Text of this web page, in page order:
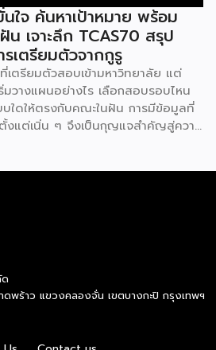
ยภาพในการดูดซับก๊าซ
ส่วนหนึ่งของการบรรเทาผลกระทบ
มิอากาศ สอดคล้องกับเป้าหมายการ
Development Goals: SDGs)
บริษัท ไลอ้อน (ประเทศไทย) จำกัด
ที่ยั่งยืนต้องเติบโตควบคู่กับการดูแล
ดกิจกรรม LION อาสา […]
ใจ ค้นหาเป้าหมาย พร้อม
เจาะลึก TCAS70 สรุป
เตรียมตัวจากกูรู
เตรียมตัวสอบเข้ามหาวิทยาลัย แต่
มวางแผนอย่างไร เลือกสอบรอบไหน
ใดให้ตรงกับคณะในฝัน การมีข้อมูลที่
งแต่เนิ่น ๆ จึงเป็นกุญแจสำคัญสู่ความ
านการอัปเดตข้อมูลระบบ TCAS70
กติวเตอร์ชั้นนำของประเทศ “พี่น็อต
ญที่ #DEK70 ต้องรู้ ก่อนลงสนาม
ลต์สำคัญของงาน คือการอัปเดต
พร้าว แขวงคลองจั่น เขตบางกะปิ กรุงเทพฯ